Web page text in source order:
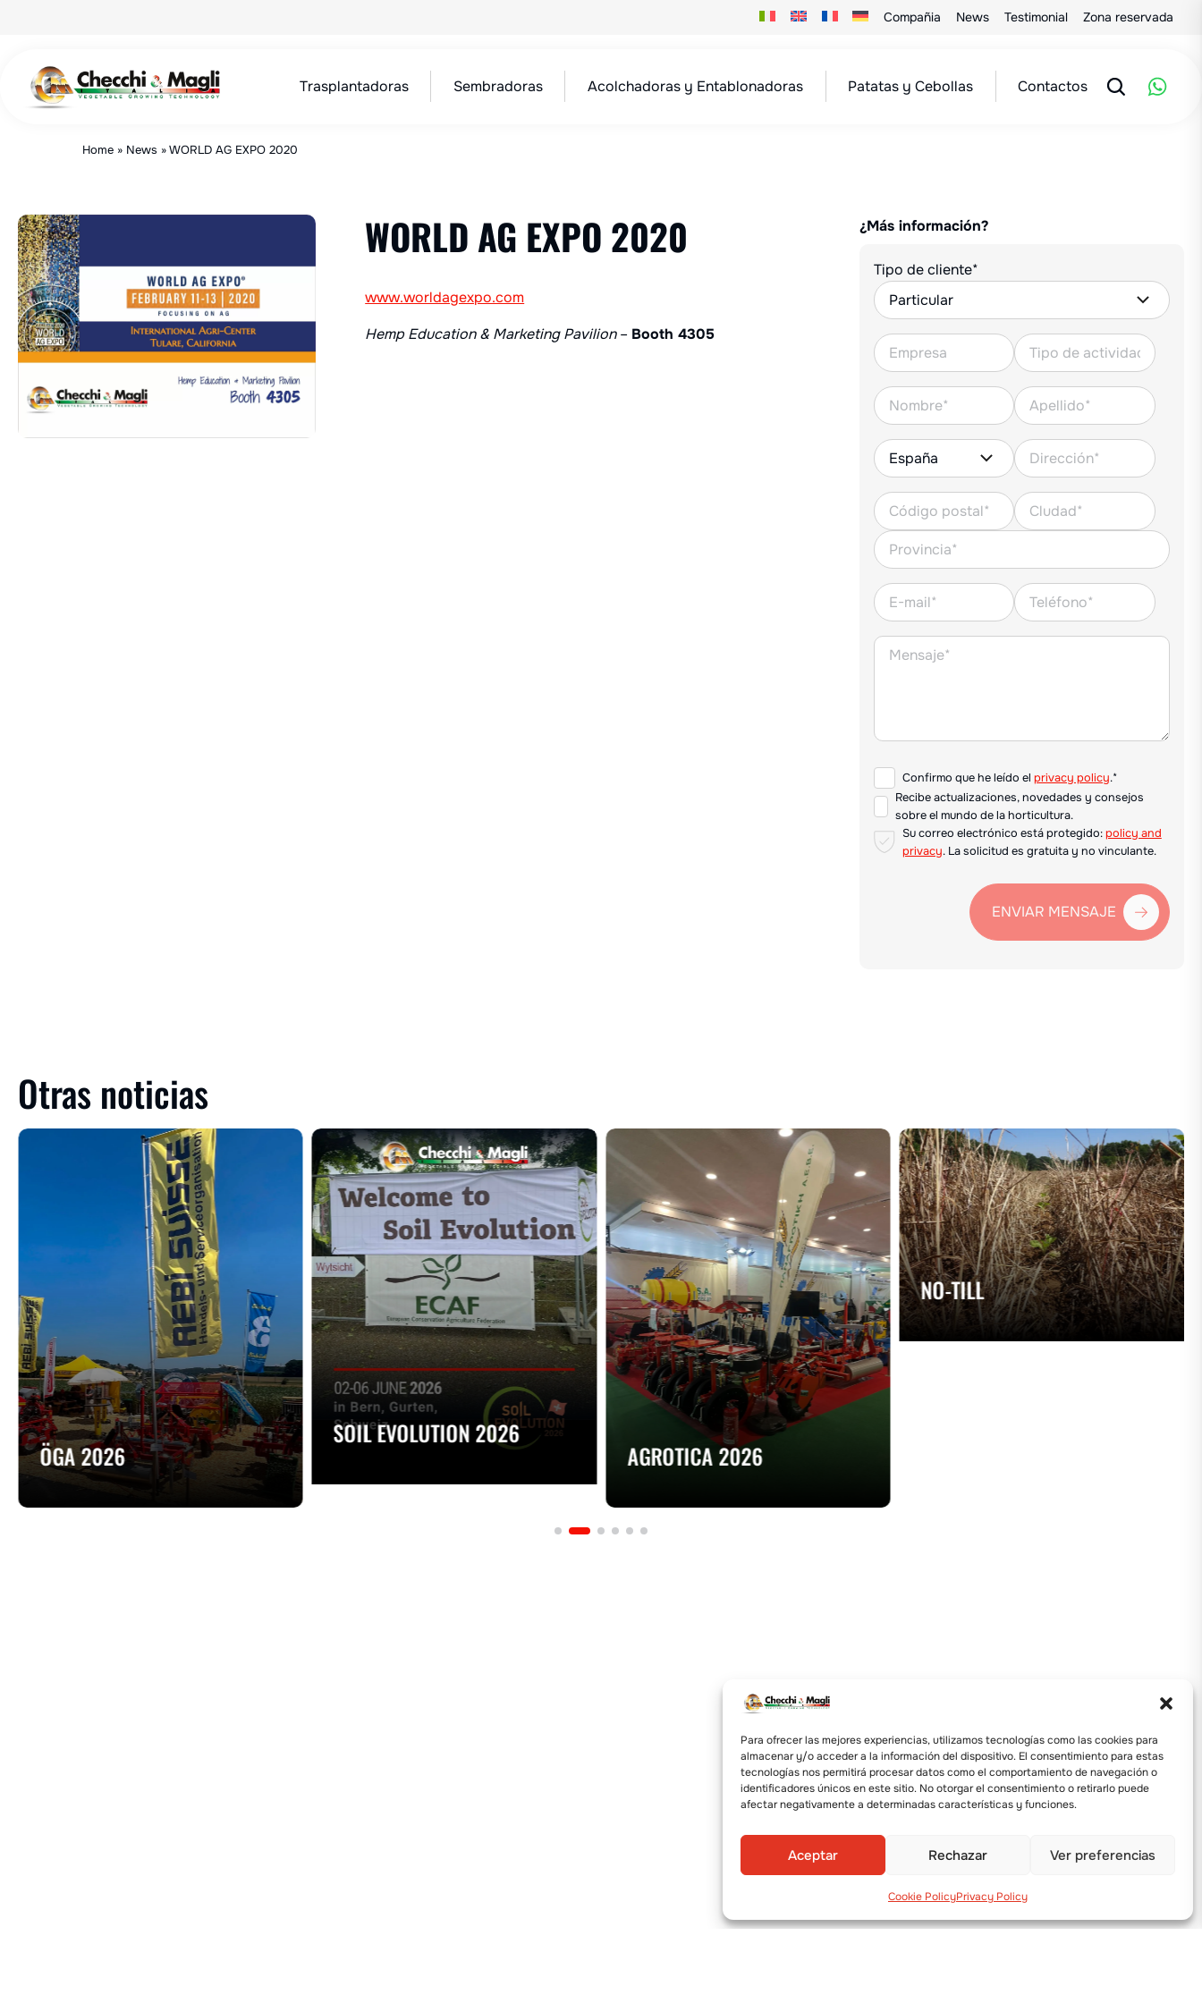
Para ofrecer las mejores experiencias, utilizamos tecnologías como las cookies para
almacenar y/o acceder a la información del dispositivo. El consentimiento para estas
tecnologías nos permitirá procesar datos como el comportamiento de navegación o
identificadores únicos en este sitio. No otorgar el consentimiento o retirarlo puede
afectar negativamente a determinadas características y funciones.
Aceptar Rechazar Ver preferencias
Cookie PolicyPrivacy Policy
Compañia News Testimonial Zona reservada
Trasplantadoras Sembradoras Acolchadoras y Entablonadoras Patatas y Cebollas Contactos
Home » News »WORLD AG EXPO 2020
WORLD AG EXPO 2020
www.worldagexpo.com
Hemp Education & Marketing Pavilion– Booth4305
¿Más información?
Tipo de cliente*
Confirmo que he leído el privacy policy.*
Recibe actualizaciones, novedades y consejos
sobre el mundo de la horticultura.
Su correo electrónico está protegido:policy and
privacy. La solicitud es gratuita y no vinculante.
ENVIAR MENSAJE
Otras noticias
ÖGA 2026
SOIL EVOLUTION 2026
AGROTICA 2026
NO-TILL